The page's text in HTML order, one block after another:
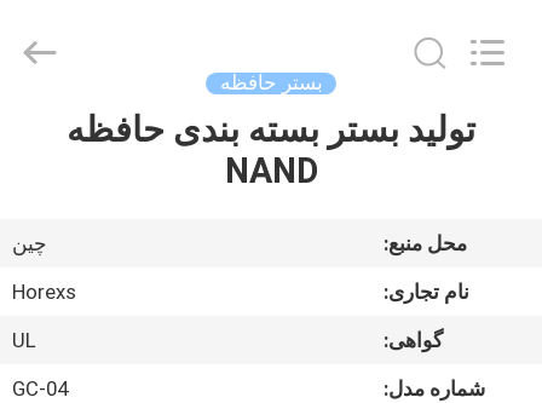
صفحه
محصولات
Co.,Ltd..
بستر حافظه
تولید بستر بسته بندی حافظه
NAND
محل منبع:
چین
نام تجاری:
Horexs
گواهی:
UL
شماره مدل:
GC-04